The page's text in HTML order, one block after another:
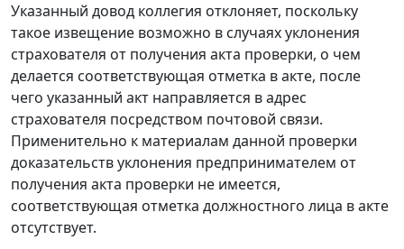
Указанный довод коллегия отклоняет, поскольку
такое извещение возможно в случаях уклонения
страхователя от получения акта проверки, о чем
делается соответствующая отметка в акте, после
чего указанный акт направляется в адрес
страхователя посредством почтовой связи.
Применительно к материалам данной проверки
доказательств уклонения предпринимателем от
получения акта проверки не имеется,
соответствующая отметка должностного лица в акте
отсутствует.